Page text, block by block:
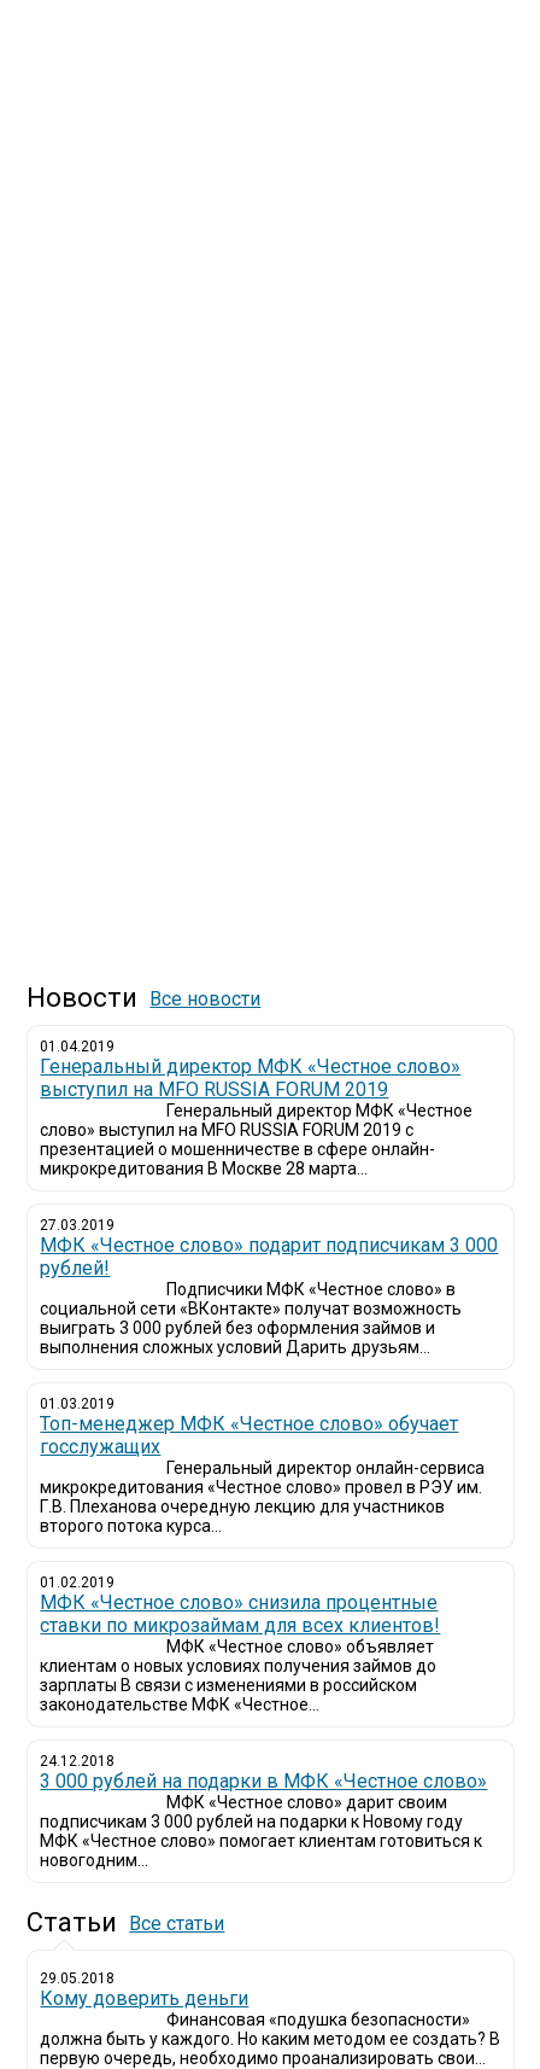
Новости Все новости
01.04.2019
Генеральный директор МФК «Честное слово»
выступил на MFO RUSSIA FORUM 2019
Генеральный директор МФК «Честное
слово» выступил на MFO RUSSIA FORUM 2019 с
презентацией о мошенничестве в сфере онлайн-
микрокредитования В Москве 28 марта...
27.03.2019
МФК «Честное слово» подарит подписчикам 3 000
рублей!
Подписчики МФК «Честное слово» в
социальной сети «ВКонтакте» получат возможность
выиграть 3 000 рублей без оформления займов и
выполнения сложных условий Дарить друзьям...
01.03.2019
Топ-менеджер МФК «Честное слово» обучает
госслужащих
Генеральный директор онлайн-сервиса
микрокредитования «Честное слово» провел в РЭУ им.
Г.В. Плеханова очередную лекцию для участников
второго потока курса...
01.02.2019
МФК «Честное слово» снизила процентные
ставки по микрозаймам для всех клиентов!
МФК «Честное слово» объявляет
клиентам о новых условиях получения займов до
зарплаты В связи с изменениями в российском
законодательстве МФК «Честное...
24.12.2018
3 000 рублей на подарки в МФК «Честное слово»
МФК «Честное слово» дарит своим
подписчикам 3 000 рублей на подарки к Новому году
МФК «Честное слово» помогает клиентам готовиться к
новогодним...
Статьи Все статьи
29.05.2018
Кому доверить деньги
Финансовая «подушка безопасности»
должна быть у каждого. Но каким методом ее создать? В
первую очередь, необходимо проанализировать свои...